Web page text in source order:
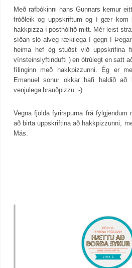
Með rafbókinni hans Gunnars kemur
fróðleik og uppskriftum og í gær kom
hakkpizza í pósthólfið mitt. Mér leist
síðan sló alveg rækilega í gegn !
heima hef ég stuðst við uppskrifina
vínsteinslyftindufti ) en ótrúlegt en satt
fílinginn með hakkpizzunni. Ég er
Emanuel sonur okkar hafi haldið
venjulega brauðpizzu :-)
Vegna fjölda fyrirspurna frá
að birta uppskriftina að hakkpizzunni,
Más.